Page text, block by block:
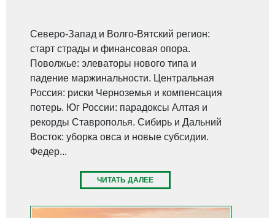
Северо-Запад и Волго-Вятский регион:
старт страды и финансовая опора.
Поволжье: элеваторы нового типа и
падение маржинальности. Центральная
Россия: риски Черноземья и компенсация
потерь. Юг России: парадоксы Алтая и
рекорды Ставрополья. Сибирь и Дальний
Восток: уборка овса и новые субсидии.
Федер...
ЧИТАТЬ ДАЛЕЕ